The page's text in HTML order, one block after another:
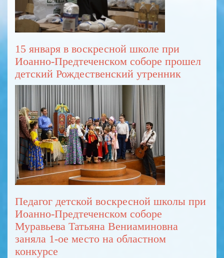
15 января в воскресной школе при
Иоанно-Предтеченском соборе прошел
детский Рождественский утренник
Педагог детской воскресной школы при
Иоанно-Предтеченском соборе
Муравьева Татьяна Вениаминовна
заняла 1-ое место на областном
конкурсе